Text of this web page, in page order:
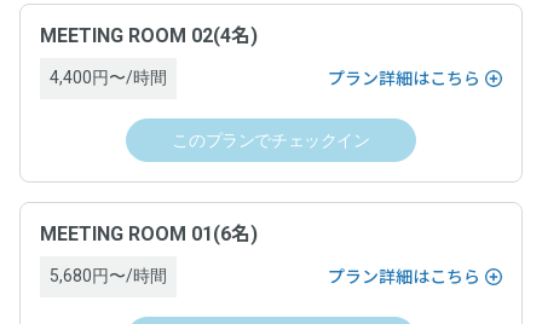
MEETING ROOM 02(4名)
4,400円〜/時間 プラン詳細はこちら
このプランでチェックイン
MEETING ROOM 01(6名)
5,680円〜/時間 プラン詳細はこちら
住所
「空箱byGMO」にお問い合わせ次第、遅延なく提供します。
契約条件
ドロップイン利用ゲスト規約、各運営ホストの利用規約
お問い合わせ
契約条件
ドロップイン利用ゲスト規約 各運営ホストの利用規約
お問い合わせ
お問い合わせフォームよりお願いします。